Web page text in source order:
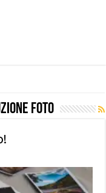
foto